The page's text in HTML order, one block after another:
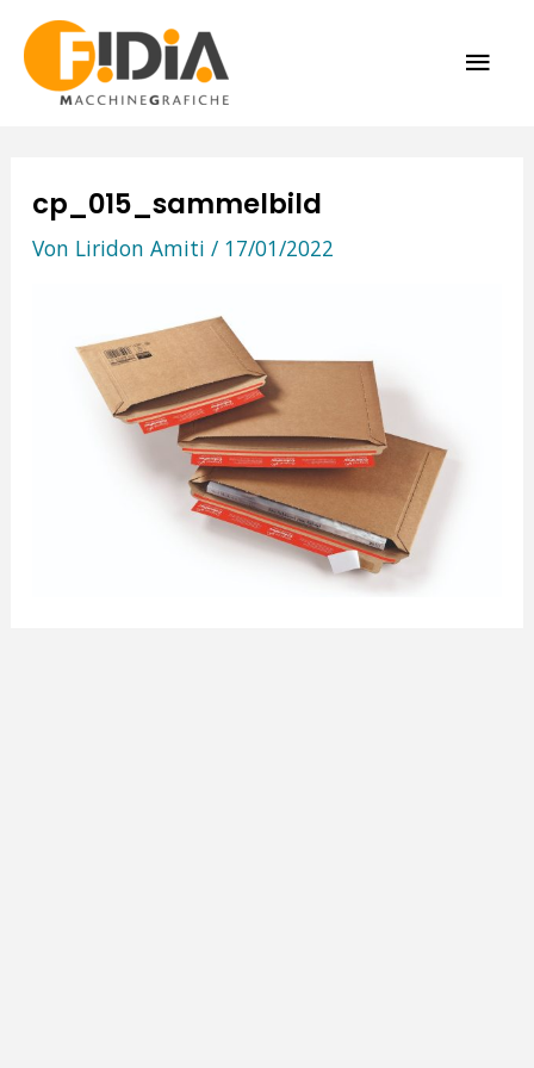
Zum
Inhalt
springen
cp_015_sammelbild
Von Liridon Amiti / 17/01/2022